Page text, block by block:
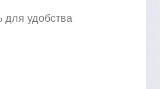
для удобства